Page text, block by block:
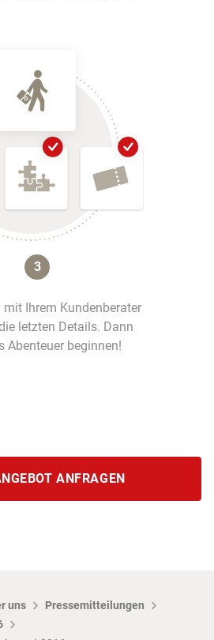
uns
Pressemitteilungen
ANFRAGEN
3
mit Ihrem Kundenberater
letzten Details. Dann
Abenteuer beginnen!